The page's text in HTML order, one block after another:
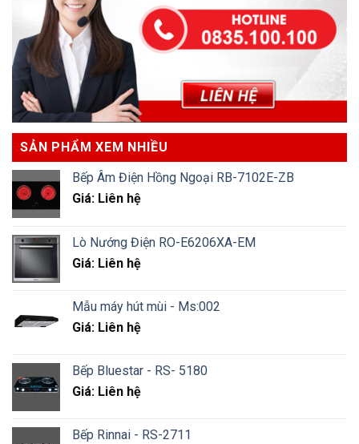
SẢN PHẨM XEM NHIỀU
Bếp Âm Điện Hồng Ngoại RB-7102E-ZB
Giá: Liên hệ
Lò Nướng Điện RO-E6206XA-EM
Giá: Liên hệ
Mẫu máy hút mùi - Ms:002
Giá: Liên hệ
Bếp Bluestar - RS- 5180
Giá: Liên hệ
Bếp Rinnai - RS-2711